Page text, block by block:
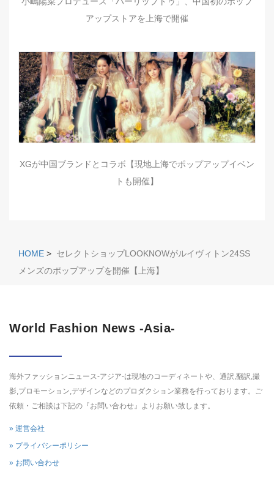
アップストアを上海で開催
XGが中国ブランドとコラボ【現地上海でポップアップイベン
トも開催】
HOME > セレクトショップLOOKNOWがルイヴィトン24SS
メンズのポップアップを開催【上海】
World Fashion News -Asia-
海外ファッションニュース-アジア-は現地のコーディネートや、通訳,翻訳,撮
影,プロモーション,デザインなどのプロダクション業務を行っております。ご
依頼・ご相談は下記の『お問い合わせ』よりお願い致します。
» 運営会社
» プライバシーポリシー
» お問い合わせ